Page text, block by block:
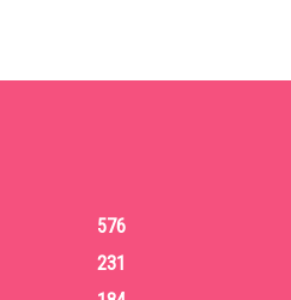
576
231